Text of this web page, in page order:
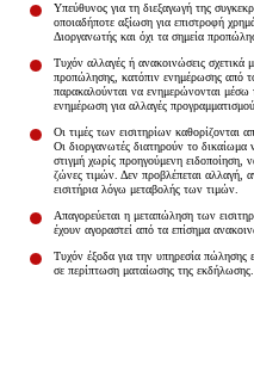
Υπεύθυνος για τη διεξαγωγή της
οποιαδήποτε αξίωση για επιστροφή
Διοργανωτής και όχι τα σημεία
Τυχόν αλλαγές ή ανακοινώσεις σχετικά
προπώλησης, κατόπιν ενημέρωσης από
παρακαλούνται να ενημερώνονται μέσω
ενημέρωση για αλλαγές
Οι τιμές των εισιτηρίων καθορίζονται
Οι διοργανωτές διατηρούν το δικαίωμα
στιγμή χωρίς προηγούμενη
ζώνες τιμών. Δεν προβλέπεται αλλαγή,
εισιτήρια λόγω μεταβολής των τιμών.
Απαγορεύεται η μεταπώληση των
έχουν αγοραστεί από τα επίσημα
Τυχόν έξοδα για την υπηρεσία πώλησης
σε περίπτωση ματαίωσης της εκδήλωσης.